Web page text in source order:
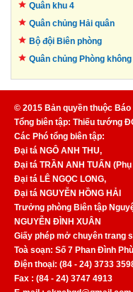
Quân khu 4
Quân chủng Hải quân
Bộ đội Biên phòng
Quân chủng Phòng không
© 2015 Bản quyền thuộc Báo
Tổng biên tập: Thiếu tướng
Các Phó tổng biên tập:
Đại tá NGÔ ANH THU,
Đại tá TRẦN ANH TUẤN
Đại tá LÊ NGỌC LONG,
Đại tá NGUYỄN HỒNG HẢI
Trưởng phòng Biên tập
NGUYỄN ĐÌNH XUÂN
Giấy phép mở chuyên trang
Toà soạn: Số 7 Phan Đình
Điện thoại: (84 - 24) 3733
Fax : (84 - 24) 3747 4913